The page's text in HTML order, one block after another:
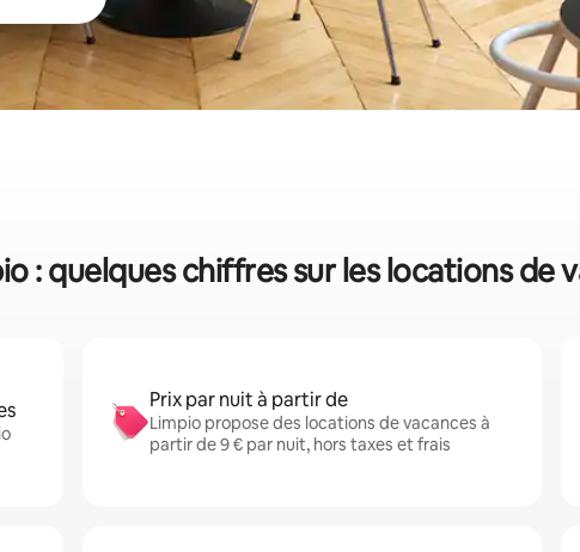
: quelques chiffres sur les locations de
Prix par nuit à partir de
Limpio propose des locations de vacances à
partir de 9 € par nuit, hors taxes et frais